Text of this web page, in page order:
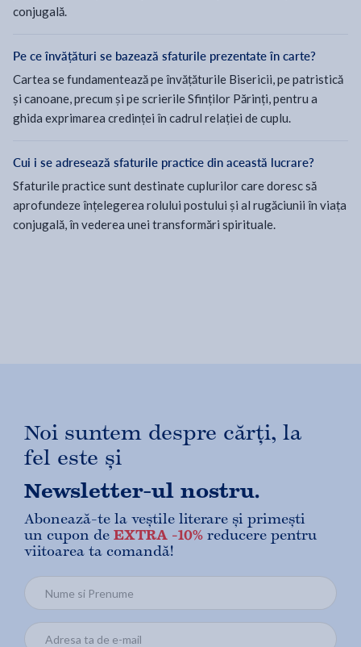
conjugală.
Pe ce învățături se bazează sfaturile prezentate în carte?
Cartea se fundamentează pe învățăturile Bisericii, pe patristică
și canoane, precum și pe scrierile Sfinților Părinți, pentru a
ghida exprimarea credinței în cadrul relației de cuplu.
Cui i se adresează sfaturile practice din această lucrare?
Sfaturile practice sunt destinate cuplurilor care doresc să
aprofundeze înțelegerea rolului postului și al rugăciunii în viața
conjugală, în vederea unei transformări spirituale.
Noi suntem despre cărți, la
fel este și
Newsletter-ul nostru.
Abonează-te la veștile literare și primești
un cupon de EXTRA -10% reducere pentru
viitoarea ta comandă!